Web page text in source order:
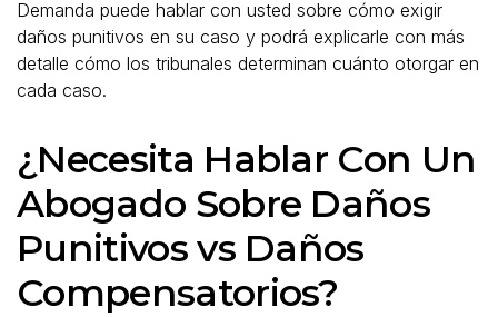
Demanda puede hablar con usted sobre cómo exigir
daños punitivos en su caso y podrá explicarle con más
detalle cómo los tribunales determinan cuánto otorgar en
cada caso.
¿Necesita Hablar Con Un
Abogado Sobre Daños
Punitivos vs Daños
Compensatorios?